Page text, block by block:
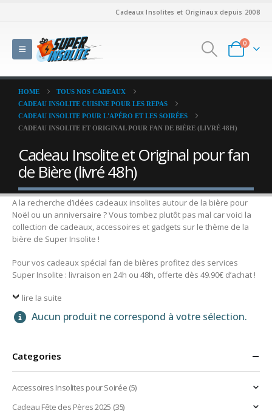
Cadeaux Insolites et Originaux depuis 2008
0
HOME
TOUS NOS CADEAUX
CADEAU INSOLITE CUISINE POUR LES REPAS
CADEAU INSOLITE POUR L'APÉRO ET LES SOIRÉES
CADEAU INSOLITE ET ORIGINAL POUR FAN DE BIÈRE (LIVRÉ 48H)
Cadeau Insolite et Original pour fan
de Bière (livré 48h)
A la recherche d’idées cadeaux insolites autour de la bière pour
Noël ou un anniversaire ? Vous tombez plutôt pas mal car voici la
collection de cadeaux, accessoires et gadgets sur le thème de la
bière de Super Insolite !
Pour vos cadeaux spécial fan de bières profitez des services
Super Insolite : livraison en 24h ou 48h, offerte dès 49.90€ d’achat !
lire la suite
Aucun produit ne correspond à votre sélection.
Categories
Accessoires Insolites pour Soirée(5)
Cadeau Fête des Pères 2025 (35)